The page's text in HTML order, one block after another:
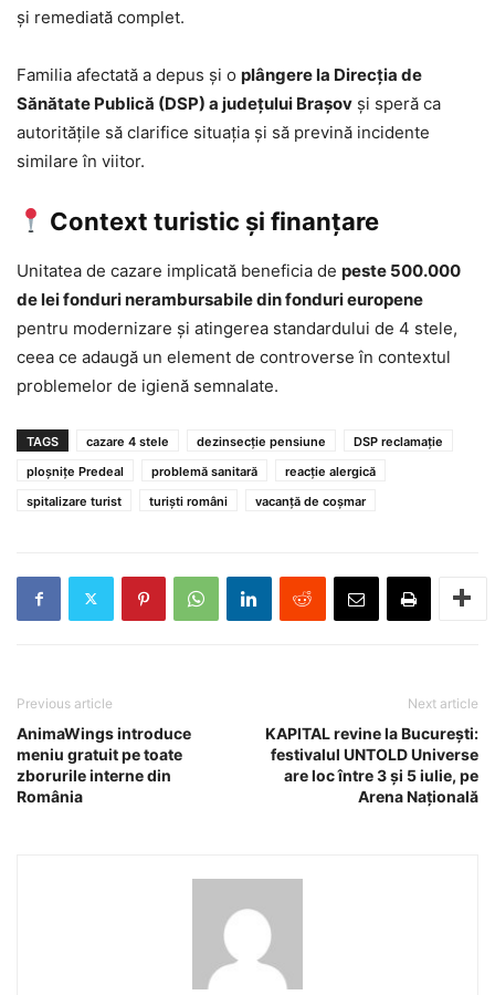
și remediată complet.
Familia afectată a depus și o plângere la Direcția de
Sănătate Publică (DSP) a județului Brașov și speră ca
autoritățile să clarifice situația și să prevină incidente
similare în viitor.
Context turistic și finanțare
Unitatea de cazare implicată beneficia de peste 500.000
de lei fonduri nerambursabile din fonduri europene
pentru modernizare și atingerea standardului de 4 stele,
ceea ce adaugă un element de controverse în contextul
problemelor de igienă semnalate.
TAGS cazare 4 stele dezinsecție pensiune
DSP reclamație
ploșnițe Predeal
problemă sanitară
reacție alergică
spitalizare turist
turiști români vacanță de coșmar
Previous article
AnimaWings introduce
meniu gratuit pe toate
zborurile interne din
România
Next article
KAPITAL revine la București:
festivalul UNTOLD Universe
are loc între 3 și 5 iulie, pe
Arena Națională